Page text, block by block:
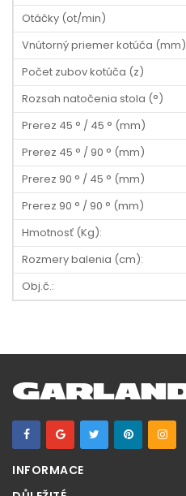
Otáčky (ot/min)
Vnútorný priemer kotúča (mm)
Počet zubov kotúča (z)
Rozsah natočenia stola (°)
Prerez 45 ° / 45 ° (mm)
Prerez 45 ° / 90 ° (mm)
Prerez 90 ° / 45 ° (mm)
Prerez 90 ° / 90 ° (mm)
Hmotnosť (Kg):
Rozmery balenia (cm):
Obj.č.:
INFORMACE